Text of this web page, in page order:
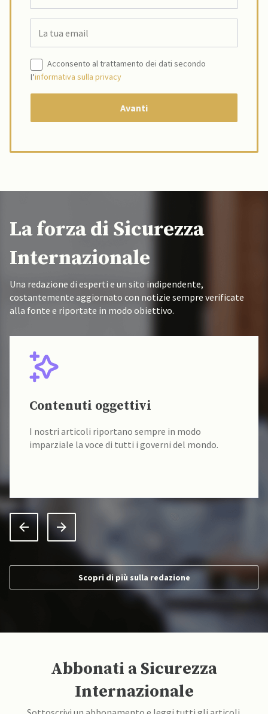
Acconsento al trattamento dei dati secondo
l’informativa sulla privacy
La forza di Sicurezza
Internazionale
Una redazione di esperti e un sito indipendente,
costantemente aggiornato con notizie sempre verificate
alla fonte e riportate in modo obiettivo.
Contenuti oggettivi
I nostri articoli riportano sempre in modo
imparziale la voce di tutti i governi del mondo.
Scopri di più sulla redazione
Abbonati a Sicurezza
Internazionale